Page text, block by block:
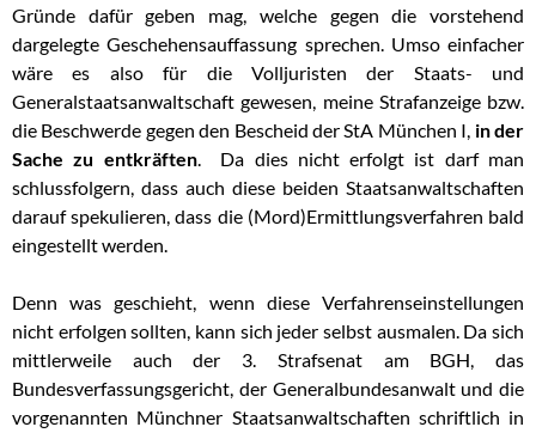
Gründe dafür geben mag, welche gegen die vorstehend
dargelegte Geschehensauffassung sprechen. Umso einfacher
wäre es also für die Volljuristen der Staats- und
Generalstaatsanwaltschaft gewesen, meine Strafanzeige bzw.
die Beschwerde gegen den Bescheid der StA München I, in der
Sache zu entkräften. Da dies nicht erfolgt ist darf man
schlussfolgern, dass auch diese beiden Staatsanwaltschaften
darauf spekulieren, dass die (Mord)Ermittlungsverfahren bald
eingestellt werden.
Denn was geschieht, wenn diese Verfahrenseinstellungen
nicht erfolgen sollten, kann sich jeder selbst ausmalen. Da sich
mittlerweile auch der 3. Strafsenat am BGH, das
Bundesverfassungsgericht, der Generalbundesanwalt und die
vorgenannten Münchner Staatsanwaltschaften schriftlich in